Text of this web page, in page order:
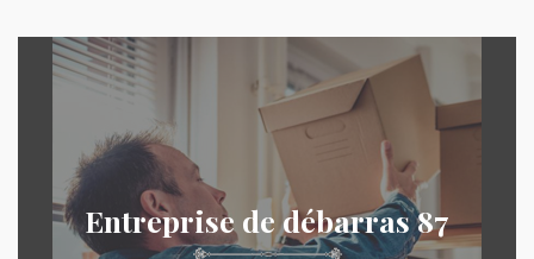
Entreprise de débarras 87